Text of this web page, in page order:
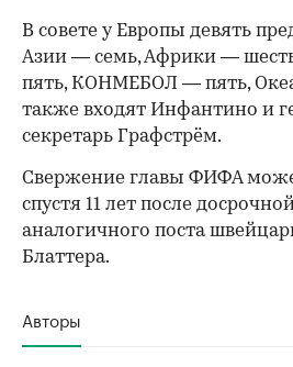
В совете у Европы девять
Азии — семь, Африки —
пять, КОНМЕБОЛ — пять,
также входят Инфантино и
секретарь Графстрём.
Свержение главы ФИФА
спустя 11 лет после
аналогичного поста
Блаттера.
Авторы